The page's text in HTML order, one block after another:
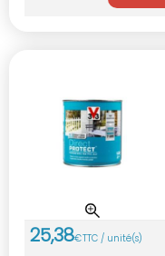
25,38€TTC / unité(s)